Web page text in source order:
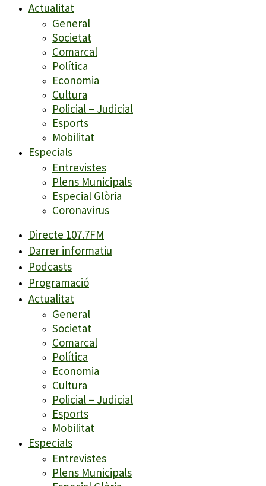
Actualitat
General
Societat
Comarcal
Política
Economia
Cultura
Policial – Judicial
Esports
Mobilitat
Especials
Entrevistes
Plens Municipals
Especial Glòria
Coronavirus
Directe 107.7FM
Darrer informatiu
Podcasts
Programació
Actualitat
General
Societat
Comarcal
Política
Economia
Cultura
Policial – Judicial
Esports
Mobilitat
Especials
Entrevistes
Plens Municipals